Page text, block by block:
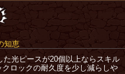
知恵
光ピースが20個以上ならスキル
ロックの耐久度を少し減らしや